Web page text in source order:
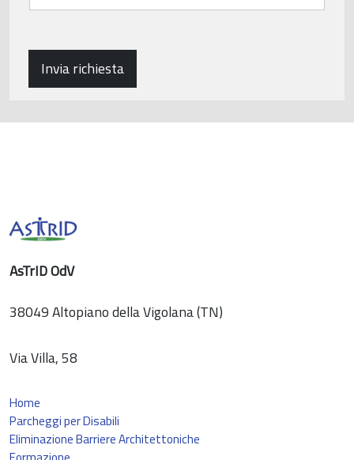
Invia richiesta
AsTrID OdV
38049 Altopiano della Vigolana (TN)
Via Villa, 58
Home
Parcheggi per Disabili
Eliminazione Barriere Architettoniche